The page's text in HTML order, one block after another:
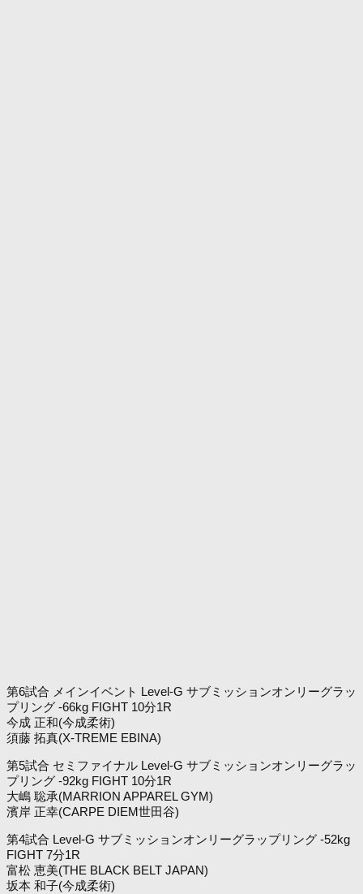
第6試合 メインイベント Level-G サブミッションオンリーグラッ
プリング -66kg FIGHT 10分1R
今成 正和(今成柔術)
須藤 拓真(X-TREME EBINA)
第5試合 セミファイナル Level-G サブミッションオンリーグラッ
プリング -92kg FIGHT 10分1R
大嶋 聡承(MARRION APPAREL GYM)
濱岸 正幸(CARPE DIEM世田谷)
第4試合 Level-G サブミッションオンリーグラップリング -52kg
FIGHT 7分1R
富松 恵美(THE BLACK BELT JAPAN)
坂本 和子(今成柔術)